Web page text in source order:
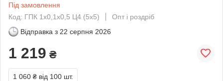
Під замовлення
Код: ГПК 1х0,1х0,5 Ц4 (5х5)
Опт і роздріб
Відправка з 22 серпня 2026
1 219 ₴
1 060 ₴ від 100 шт.